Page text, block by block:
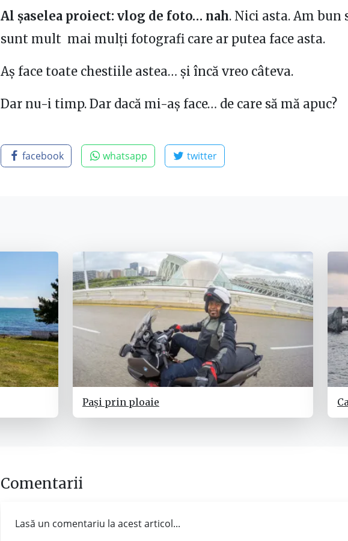
Al șaselea proiect: vlog de foto… nah. Nici asta. Am bun
sunt mult mai mulți fotografi care ar putea face asta.
Aș face toate chestiile astea… și încă vreo câteva.
Dar nu-i timp. Dar dacă mi-aș face… de care să mă apuc?
facebook whatsapp twitter
Pași prin ploaie
Comentarii
Lasă un comentariu la acest articol...